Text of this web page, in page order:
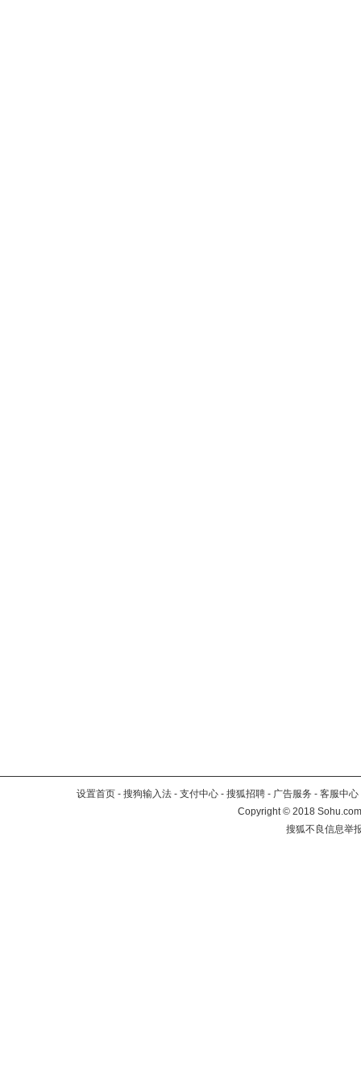
设置首页 - 搜狗输入法 - 支付中心 - 搜狐招聘 - 广告服务 - 客服中心
Copyright©2018
搜狐不良信息举